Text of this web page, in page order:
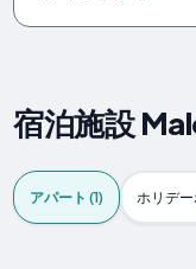
宿泊施設
アパート (1) ホリデー